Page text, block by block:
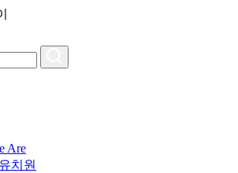
Are
치원